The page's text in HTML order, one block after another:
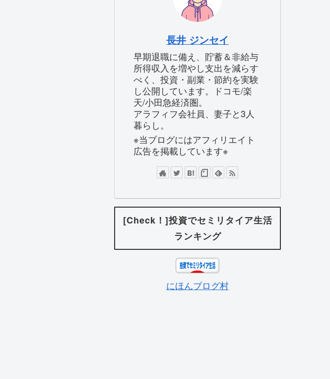
長井 ジンセイ
早期退職に備え、貯蓄＆非給与
所得収入を増やし支出を減らす
べく、投資・副業・節約を実験
し公開しています。ドコモ/楽
天/小田急経済圏。
アラフィフ会社員、妻子と3人
暮らし。
※当ブログにはアフィリエイト
広告を掲載しています※
[Check！]投資でセミリタイア生活
ランキング
にほんブログ村